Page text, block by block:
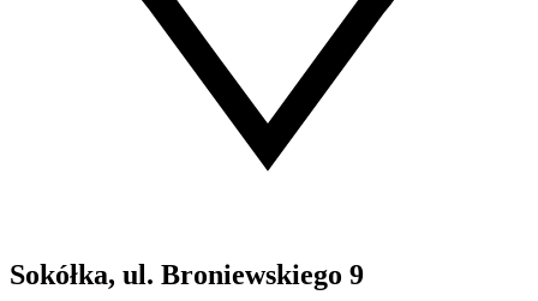
Sokółka, ul. Broniewskiego 9